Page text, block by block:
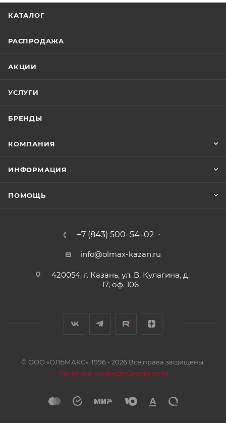
КАТАЛОГ
РАСПРОДАЖА
АКЦИИ
УСЛУГИ
БРЕНДЫ
КОМПАНИЯ
ИНФОРМАЦИЯ
ПОМОЩЬ
+7 (843) 500–54–02
info@olmax-kazan.ru
420054, г. Казань, ул. В. Кулагина, д.
17, оф. 106
© ООО «ОЛЬМАКС», 1996 - 2026 Все права защищены.
Политика конфиденциальности